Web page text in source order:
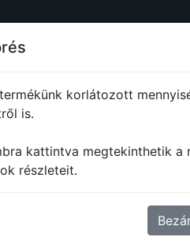
AJTÓ -
korlátozott
is.
kattintva megtekinthetik a
részleteit.